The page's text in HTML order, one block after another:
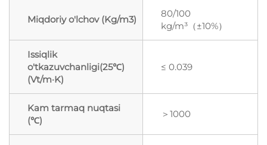
Miqdoriy o'lchov (Kg/m3)
80/100
kg/m³（±10%）
Issiqlik
o'tkazuvchanligi(25℃)
(Vt/m·K)
≤ 0.039
Kam tarmaq nuqtasi
(℃)
＞1000